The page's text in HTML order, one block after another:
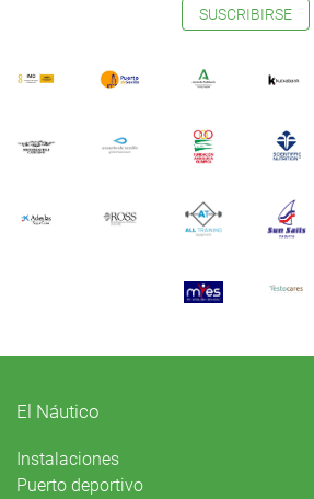
SUSCRIBIRSE
El Náutico
Instalaciones
Puerto deportivo